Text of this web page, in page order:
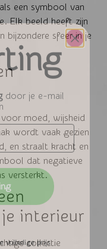
een symbool van
Elk beeld heeft zijn
bijzondere sfeer in je
moed, wijsheid
wordt vaak gezien
en straalt kracht en
dat negatieve
versterkt.
interieur
collectie